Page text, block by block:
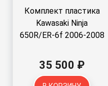
Комплект пластика
Kawasaki Ninja
650R/ER-6f 2006-2008
35 500 ₽